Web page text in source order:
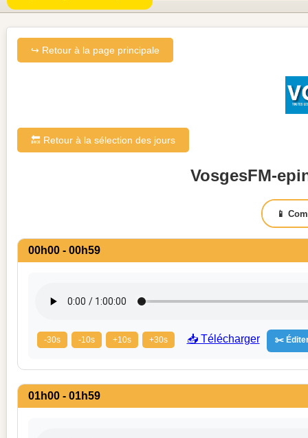
↪ Retour à la page principale
🔙 Retour à la sélection des jours
VosgesFM-
📱
00h00 - 00h59
-30s -10s +10s +30s 📥 Télécharger ✂️
01h00 - 01h59